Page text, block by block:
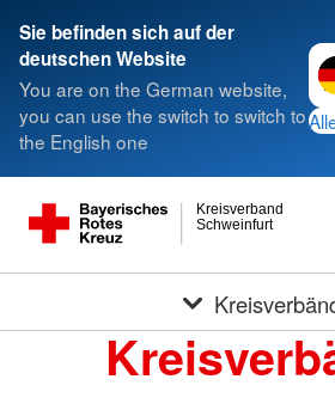
Sie befinden sich auf der
deutschen Website
You are on the German website,
you can use the switch to switch to
the English one
Schweinfurt
Kreisverband